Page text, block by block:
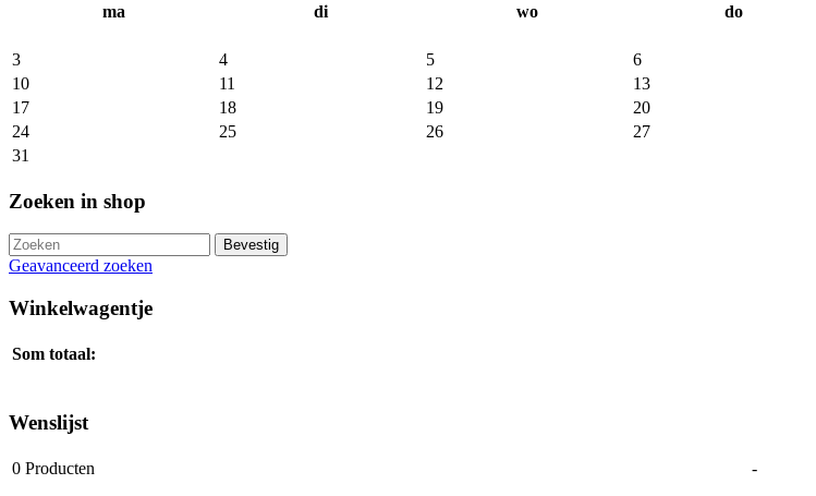
ma
di wo do
3
4 5 6
10
11 12 13
17
18 19 20
24
25 26 27
31
Zoeken in shop
Geavanceerd zoeken
Winkelwagentje
Som totaal:
Wenslijst
0 Producten -